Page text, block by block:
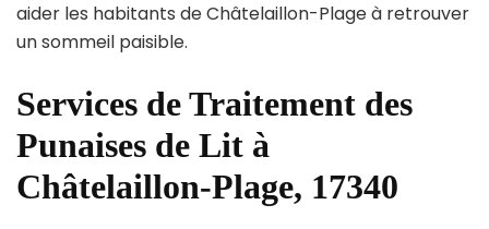
aider les habitants de Châtelaillon-Plage à retrouver
un sommeil paisible.
Services de Traitement des
Punaises de Lit à
Châtelaillon-Plage, 17340